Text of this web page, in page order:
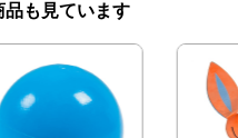
品も見ています